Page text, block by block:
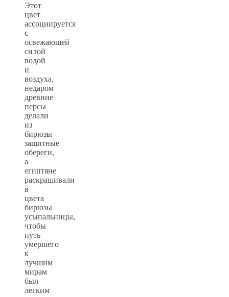
Этот
цвет
ассоциируется
с
освежающей
силой
водой
и
воздуха,
недаром
древние
персы
делали
из
бирюзы
защитные
обереги,
а
египтяне
раскрашивали
в
цвета
бирюзы
усыпальницы,
чтобы
путь
умершего
к
лучшим
мирам
был
легким